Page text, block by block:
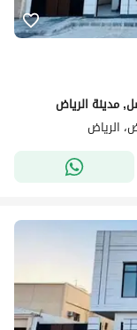
مدينة الرياض
الرياض